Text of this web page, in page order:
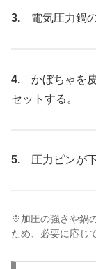
3. 電気圧力鍋
4. かぼちゃを
セットする。
5. 圧力ピンが下
※加圧の強さや鍋
ため、必要に応じ